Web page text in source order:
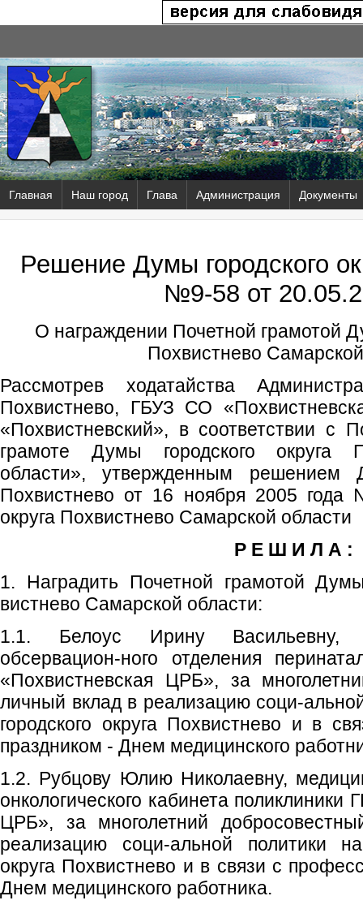
Главная Наш город Глава Администрация Документы
Решение Думы городского
№9-58 от
О награждении Почетной грамотой
Похвистнево
Рассмотрев ходатайства
Похвистнево, ГБУЗ СО
«Похвистневский», в соответствии с
грамоте Думы городского округа
области», утвержденным решением
Похвистнево от 16 ноября 2005 года
округа Похвистнево Самарской области
Р Е Ш И Л А :
1. Наградить Почетной грамотой
вистнево Самарской области:
1.1. Белоус Ирину Васильевну,
обсервацион-ного отделения
«Похвистневская ЦРБ», за
личный вклад в реализацию соци-
городского округа Похвистнево и в
праздником - Днем медицинского
1.2. Рубцову Юлию Николаевну,
онкологического кабинета
ЦРБ», за многолетний
реализацию соци-альной политики
округа Похвистнево и в связи с
Днем медицинского работника.